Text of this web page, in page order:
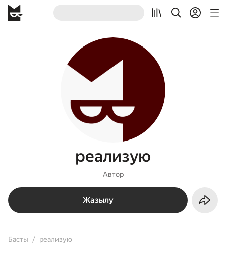
реализую
Автор
Жазылу
Басты реализую